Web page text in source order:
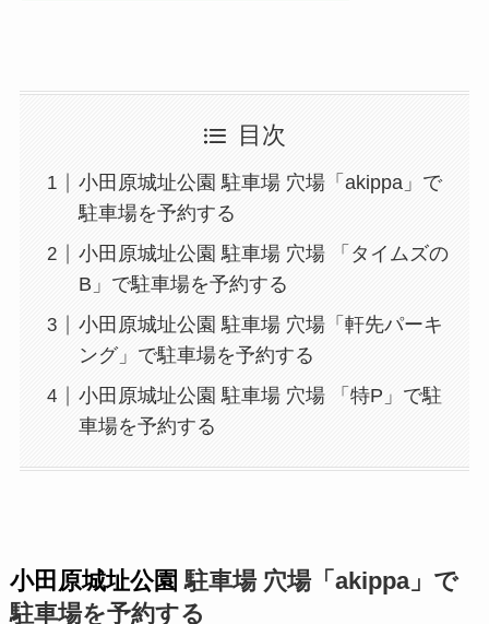
目次
小田原城址公園 駐車場 穴場「akippa」で
駐車場を予約する
小田原城址公園 駐車場 穴場 「タイムズの
B」で駐車場を予約する
小田原城址公園 駐車場 穴場「軒先パーキ
ング」で駐車場を予約する
小田原城址公園 駐車場 穴場 「特P」で駐
車場を予約する
小田原城址公園 駐車場 穴場「akippa」で
駐車場を予約する